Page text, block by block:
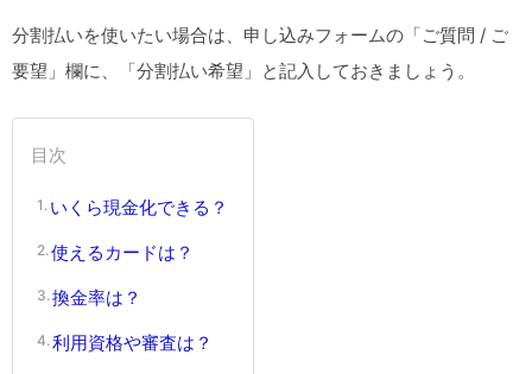
分割払いを使いたい場合は、申し込みフォームの「ご質問 / ご
要望」欄に、「分割払い希望」と記入しておきましょう。
目次
いくら現金化できる？
使えるカードは？
換金率は？
利用資格や審査は？